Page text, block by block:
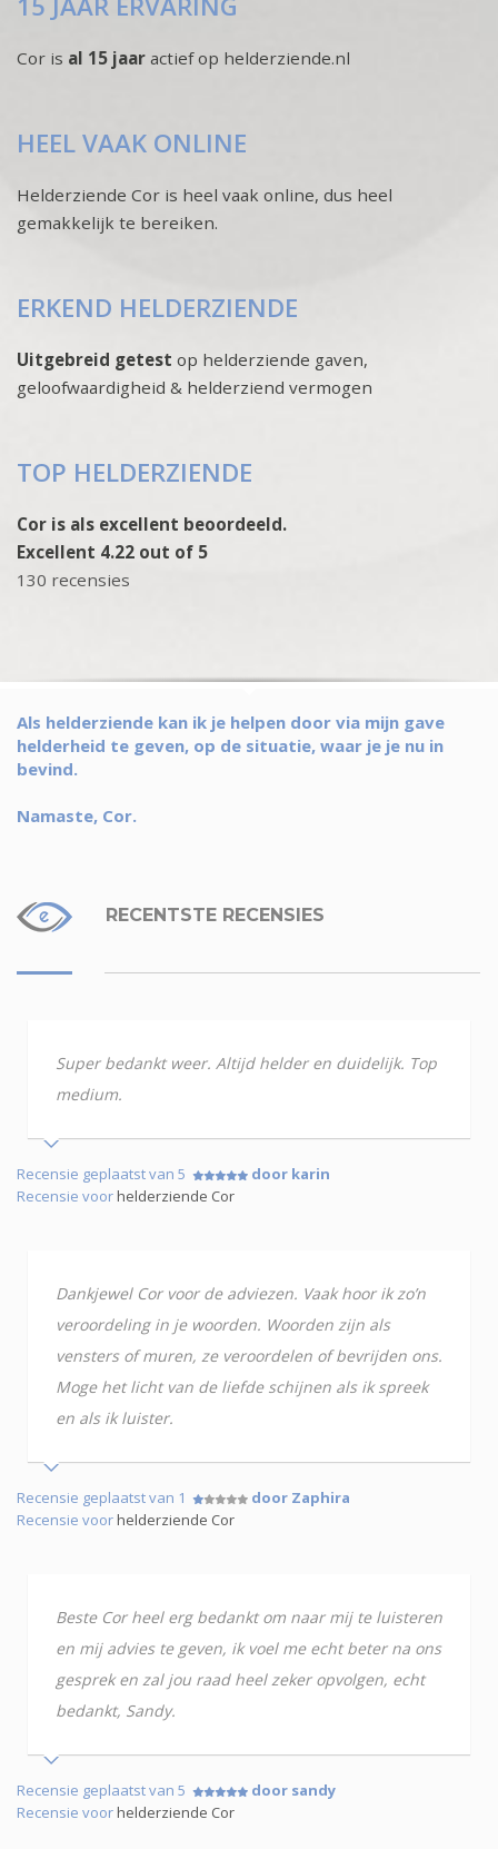
Cor is al 15 jaar actief op helderziende.nl
HEEL VAAK ONLINE
Helderziende Cor is heel vaak online, dus heel
gemakkelijk te bereiken.
ERKEND HELDERZIENDE
Uitgebreid getest op helderziende gaven,
geloofwaardigheid & helderziend vermogen
TOP HELDERZIENDE
Cor is als excellent beoordeeld.
Excellent 4.22 out of 5
130 recensies
Als helderziende kan ik je helpen door via mijn gave
helderheid te geven, op de situatie, waar je je nu in
bevind.
Namaste, Cor.
RECENTSTE RECENSIES
Super bedankt weer. Altijd helder en duidelijk. Top
medium.
Recensie geplaatst van 5
door karin
Recensie voorhelderziende Cor
Dankjewel Cor voor de adviezen. Vaak hoor ik zo’n
veroordeling in je woorden. Woorden zijn als
vensters of muren, ze veroordelen of bevrijden ons.
Moge het licht van de liefde schijnen als ik spreek
en als ik luister.
Recensie geplaatst van 1
door Zaphira
Recensie voorhelderziende Cor
Beste Cor heel erg bedankt om naar mij te luisteren
en mij advies te geven, ik voel me echt beter na ons
gesprek en zal jou raad heel zeker opvolgen, echt
bedankt, Sandy.
Recensie geplaatst van 5
door sandy
Recensie voorhelderziende Cor